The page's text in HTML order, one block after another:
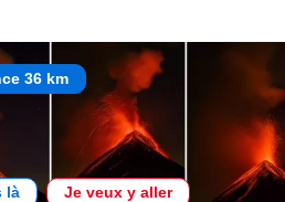
36 km
là Je veux y aller